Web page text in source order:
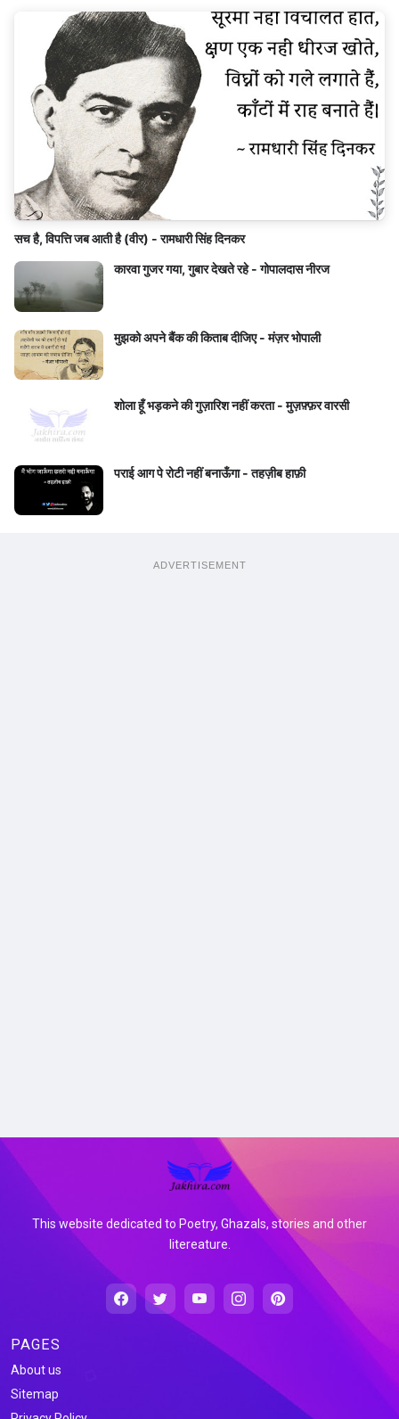
सच है, विपत्ति जब आती है (वीर) - रामधारी सिंह दिनकर
कारवा गुजर गया, गुबार देखते रहे - गोपालदास नीरज
मुझको अपने बैंक की किताब दीजिए - मंज़र भोपाली
शोला हूँ भड़कने की गुज़ारिश नहीं करता - मुज़फ़्फ़र वारसी
पराई आग पे रोटी नहीं बनाऊँगा - तहज़ीब हाफ़ी
ADVERTISEMENT
This website dedicated to Poetry, Ghazals, stories and other
litereature.
PAGES
About us
Sitemap